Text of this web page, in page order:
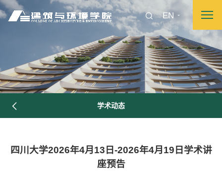
EN
图片新闻
学术动态
四川大学2026年4月13日-2026年4月19日学术讲
座预告